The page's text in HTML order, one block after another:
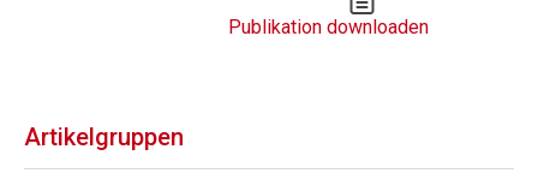
Publikation downloaden
Artikelgruppen